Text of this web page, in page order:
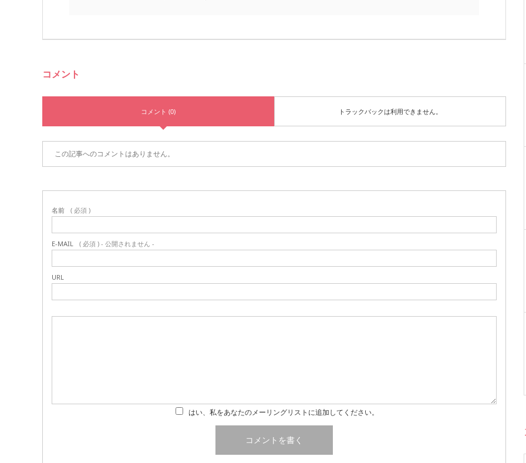
コメント
コメント (0) トラックバックは利用できません。
この記事へのコメントはありません。
名前 ( 必須 )
E-MAIL ( 必須 ) - 公開されません -
URL
はい、私をあなたのメーリングリストに追加してください。